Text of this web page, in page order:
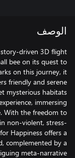
الوصف
story-driven 3D flight
bee on its quest to
on this journey, it
friendly and serene
immersing
With the freedom to
non-violent, stress-
Happiness offers a
complemented by a
meta-narrative.